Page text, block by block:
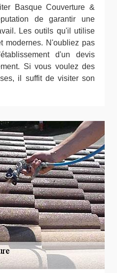
Basque Couverture &
de garantir une
Les outils qu'il utilise
modernes. N'oubliez pas
d'un devis
Si vous voulez des
il suffit de visiter son